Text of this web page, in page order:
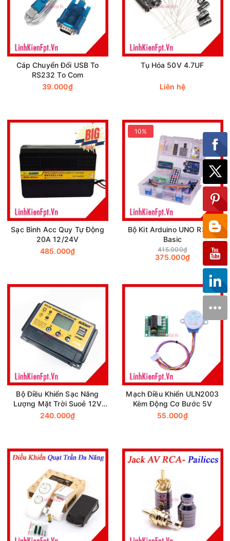
Cáp Chuyển Đổi USB To
RS232 To Com
39.000₫
Tụ Hóa 50V 4.7UF
Liên hệ
Sạc Bình Acc Quy Tự Động
20A 12/24V
485.000₫
10%
Bộ Kit Arduino UNO R3 V1
Basic
415.000₫
375.000₫
Bộ Điều Khiển Sạc Năng
Lượng Mặt Trời Suoẻ 12V
24V 30A ST-S1230 (CHÍNH
240.000₫
Mạch Điều Khiển ULN2003
Kèm Động Cơ Bước 5V
55.000₫